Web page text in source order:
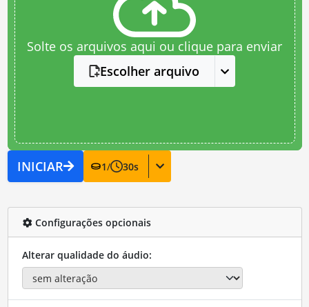
Solte os arquivos aqui ou clique para enviar
Escolher arquivo
INICIAR 1/ 30s
Configurações opcionais
Alterar qualidade do áudio: